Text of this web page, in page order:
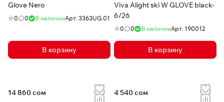
Glove Nero
0 0 В наличииАрт. 3363UG.01
В корзину
Viva Alight ski W GLOVE black-
6/26
0 0 В наличииАрт. 190012
В корзину
14 860 сом
4 540 сом